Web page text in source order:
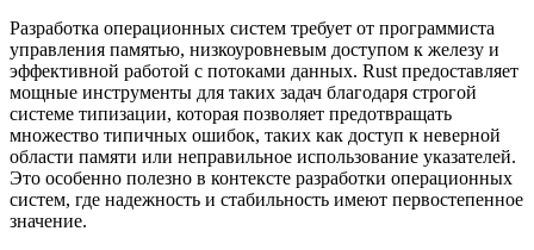
Разработка операционных систем требует от программиста
управления памятью, низкоуровневым доступом к железу и
эффективной работой с потоками данных. Rust предоставляет
мощные инструменты для таких задач благодаря строгой
системе типизации, которая позволяет предотвращать
множество типичных ошибок, таких как доступ к неверной
области памяти или неправильное использование указателей.
Это особенно полезно в контексте разработки операционных
систем, где надежность и стабильность имеют первостепенное
значение.